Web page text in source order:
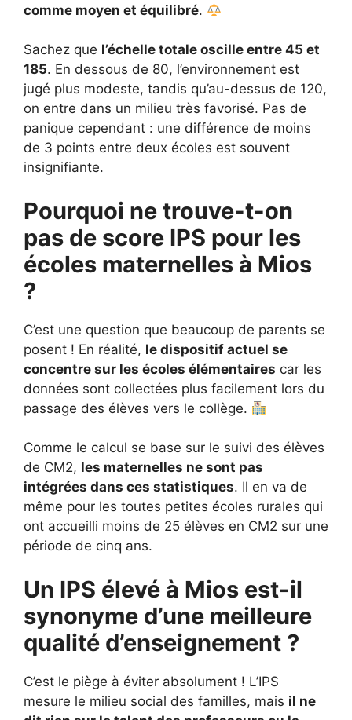
comme moyen et équilibré.
Sachez que l’échelle totale oscille entre 45 et
185. En dessous de 80, l’environnement est
jugé plus modeste, tandis qu’au-dessus de 120,
on entre dans un milieu très favorisé. Pas de
panique cependant : une différence de moins
de 3 points entre deux écoles est souvent
insignifiante.
Pourquoi ne trouve-t-on
pas de score IPS pour les
écoles maternelles à Mios
?
C’est une question que beaucoup de parents se
posent ! En réalité, le dispositif actuel se
concentre sur les écoles élémentaires car les
données sont collectées plus facilement lors du
passage des élèves vers le collège.
Comme le calcul se base sur le suivi des élèves
de CM2, les maternelles ne sont pas
intégrées dans ces statistiques. Il en va de
même pour les toutes petites écoles rurales qui
ont accueilli moins de 25 élèves en CM2 sur une
période de cinq ans.
Un IPS élevé à Mios est-il
synonyme d’une meilleure
qualité d’enseignement ?
C’est le piège à éviter absolument ! L’IPS
mesure le milieu social des familles, mais il ne